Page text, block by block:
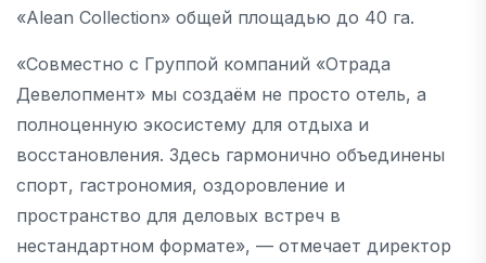
«Alean Collection» общей площадью до 40 га.
«Совместно с Группой компаний «Отрада
Девелопмент» мы создаём не просто отель, а
полноценную экосистему для отдыха и
восстановления. Здесь гармонично объединены
спорт, гастрономия, оздоровление и
пространство для деловых встреч в
нестандартном формате», — отмечает директор